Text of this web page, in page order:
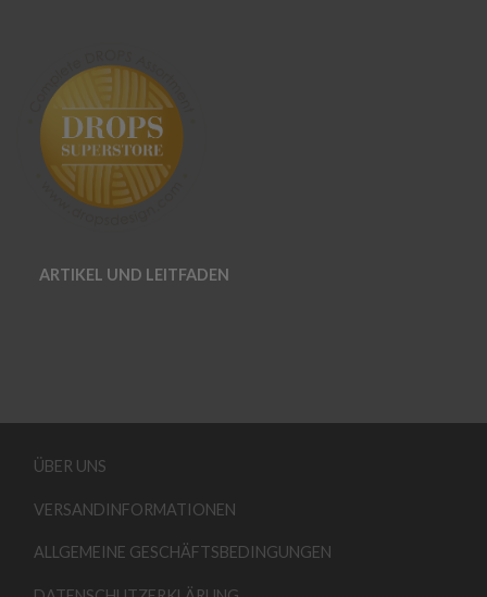
ARTIKEL UND LEITFADEN
ÜBER UNS
VERSANDINFORMATIONEN
ALLGEMEINE GESCHÄFTSBEDINGUNGEN